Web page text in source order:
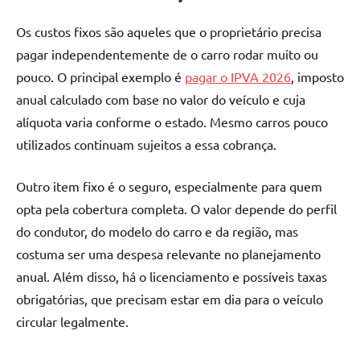
Os custos fixos são aqueles que o proprietário precisa
pagar independentemente de o carro rodar muito ou
pouco. O principal exemplo é pagar o IPVA 2026 , imposto
anual calculado com base no valor do veículo e cuja
alíquota varia conforme o estado. Mesmo carros pouco
utilizados continuam sujeitos a essa cobrança.
Outro item fixo é o seguro, especialmente para quem
opta pela cobertura completa. O valor depende do perfil
do condutor, do modelo do carro e da região, mas
costuma ser uma despesa relevante no planejamento
anual. Além disso, há o licenciamento e possíveis taxas
obrigatórias, que precisam estar em dia para o veículo
circular legalmente.